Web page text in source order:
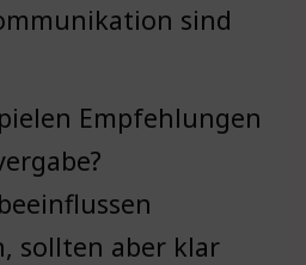
sind
Empfehlungen
sollten aber klar